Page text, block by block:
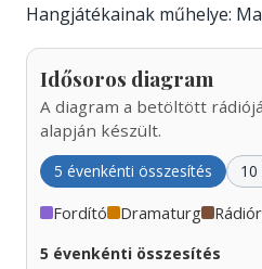
Hangjátékainak műhelye:
Idősoros diagram
A diagram a betöltött
alapján készült.
5 évenkénti összesítés
Fordító Dramaturg
5 évenkénti összesítés